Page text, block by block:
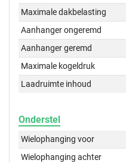
Maximale dakbelasting
Aanhanger ongeremd
Aanhanger geremd
Maximale kogeldruk
Laadruimte inhoud
Onderstel
Wielophanging voor
Wielophanging achter